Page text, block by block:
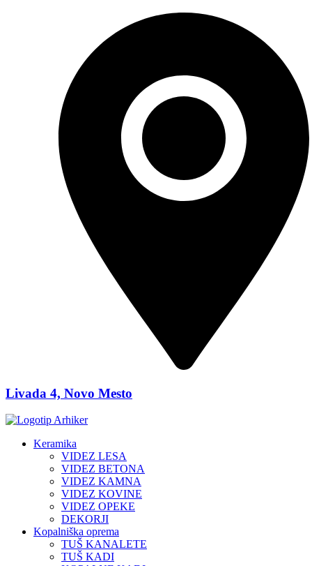
Livada 4, Novo Mesto
Keramika
VIDEZ LESA
VIDEZ BETONA
VIDEZ KAMNA
VIDEZ KOVINE
VIDEZ OPEKE
DEKORJI
Kopalniška oprema
TUŠ KANALETE
TUŠ KADI